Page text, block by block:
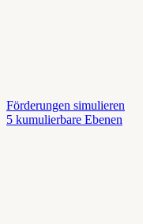
Förderungen simulieren
5 kumulierbare Ebenen